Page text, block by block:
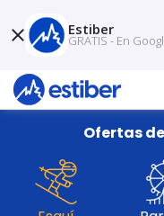
Ofertas
Estiber
GRATIS - En